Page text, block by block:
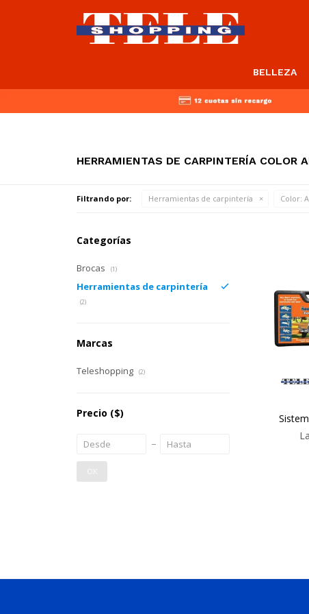
BELLEZA
HERRAMIENTAS DE CARPINTERÍA COLOR
Filtrando por: Herramientas de carpintería Color:
Categorías
Brocas (1)
Herramientas de carpintería
(2)
Marcas
Teleshopping (2)
Precio ($)
OK